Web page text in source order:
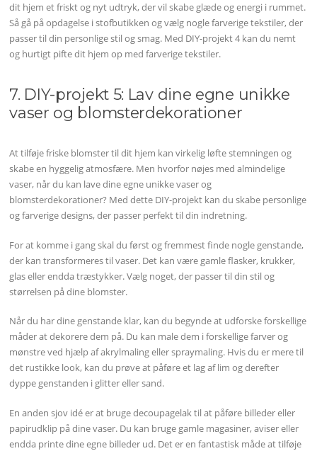
dit hjem et friskt og nyt udtryk, der vil skabe glæde og energi i rummet.
Så gå på opdagelse i stofbutikken og vælg nogle farverige tekstiler, der
passer til din personlige stil og smag. Med DIY-projekt 4 kan du nemt
og hurtigt pifte dit hjem op med farverige tekstiler.
7. DIY-projekt 5: Lav dine egne unikke
vaser og blomsterdekorationer
At tilføje friske blomster til dit hjem kan virkelig løfte stemningen og
skabe en hyggelig atmosfære. Men hvorfor nøjes med almindelige
vaser, når du kan lave dine egne unikke vaser og
blomsterdekorationer? Med dette DIY-projekt kan du skabe personlige
og farverige designs, der passer perfekt til din indretning.
For at komme i gang skal du først og fremmest finde nogle genstande,
der kan transformeres til vaser. Det kan være gamle flasker, krukker,
glas eller endda træstykker. Vælg noget, der passer til din stil og
størrelsen på dine blomster.
Når du har dine genstande klar, kan du begynde at udforske forskellige
måder at dekorere dem på. Du kan male dem i forskellige farver og
mønstre ved hjælp af akrylmaling eller spraymaling. Hvis du er mere til
det rustikke look, kan du prøve at påføre et lag af lim og derefter
dyppe genstanden i glitter eller sand.
En anden sjov idé er at bruge decoupagelak til at påføre billeder eller
papirudklip på dine vaser. Du kan bruge gamle magasiner, aviser eller
endda printe dine egne billeder ud. Det er en fantastisk måde at tilføje